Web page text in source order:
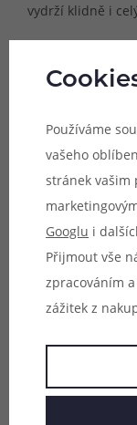
vydrží klidně i
Používáme
vašeho
stránek vašim
Googlu i
Přijmout vše
zpracováním
zážitek z